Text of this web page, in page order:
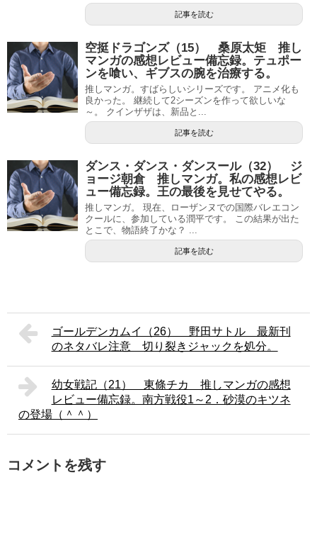
記事を読む
空挺ドラゴンズ（15） 桑原太矩 推し
マンガの感想レビュー備忘録。テュポー
ンを喰い、ギブスの腕を治療する。
推しマンガ。すばらしいシリーズです。 アニメ化も
良かった。 継続して2シーズンを作って欲しいな
～。 クインザザは、新品と...
記事を読む
ダンス・ダンス・ダンスール（32） ジ
ョージ朝倉 推しマンガ。私の感想レビ
ュー備忘録。王の最後を見せてやる。
推しマンガ。 現在、ローザンヌでの国際バレエコン
クールに、参加している潤平です。 この結果が出た
とこで、物語終了かな？ ...
記事を読む
ゴールデンカムイ（26） 野田サトル 最新刊
のネタバレ注意 切り裂きジャックを処分。
幼女戦記（21） 東條チカ 推しマンガの感想
レビュー備忘録。南方戦役1～2．砂漠のキツネ
の登場（＾＾）
コメントを残す